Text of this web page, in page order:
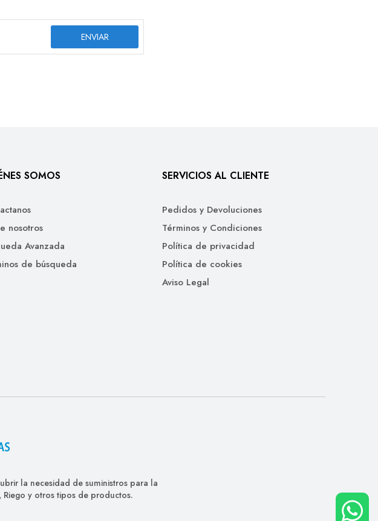
ENVIAR
SOMOS
nosotros
Avanzada
de búsqueda
SERVICIOS AL CLIENTE
Pedidos y Devoluciones
Términos y Condiciones
Política de privacidad
Política de cookies
Aviso Legal
la necesidad de suministros para la
y otros tipos de productos.